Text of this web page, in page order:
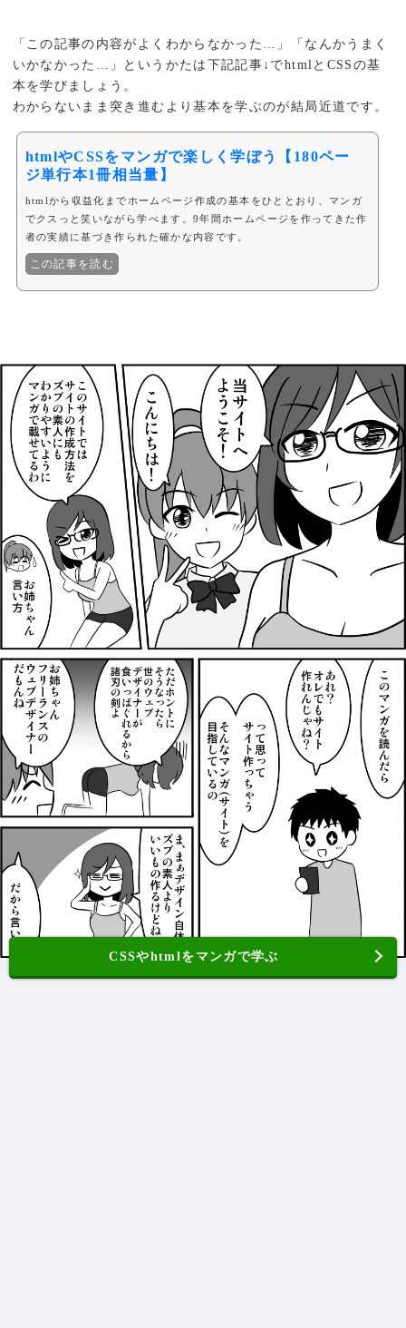
「この記事の内容がよくわからなかった…」「なんかうまく
いかなかった…」というかたは下記記事↓でhtmlとCSSの基
本を学びましょう。
わからないまま突き進むより基本を学ぶのが結局近道です。
htmlやCSSをマンガで楽しく学ぼう【180ペー
ジ単行本1冊相当量】
htmlから収益化までホームページ作成の基本をひととおり、マンガ
でクスっと笑いながら学べます。9年間ホームページを作ってきた作
者の実績に基づき作られた確かな内容です。
この記事を読む
CSSやhtmlをマンガで学ぶ